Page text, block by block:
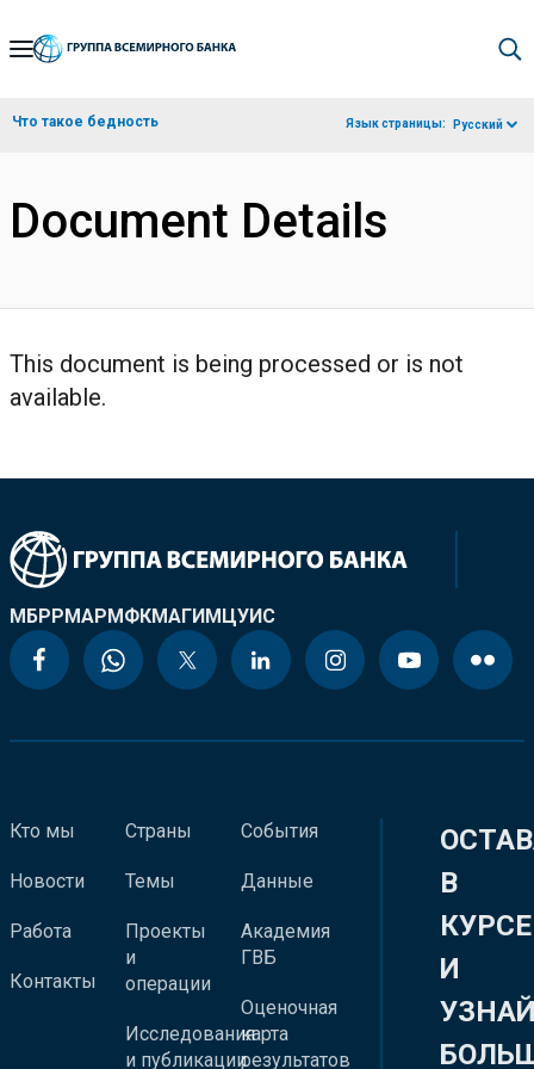
Skip
Navigation
Что такое бедность Язык страницы: Русский
Document Details
This document is being processed or is not
available.
МБРРМАРМФКМАГИМЦУИС
Кто мы
Новости
Работа
Контакты
Страны
Темы
Проекты
и
операции
Исследования
и публикации
События
Данные
Академия
ГВБ
Оценочная
карта
результатов
В
КУРСЕ
И